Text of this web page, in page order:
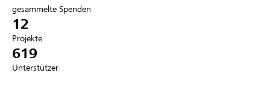
Registrieren
DE
gesammelte Spenden
12
Projekte
619
Unterstützer